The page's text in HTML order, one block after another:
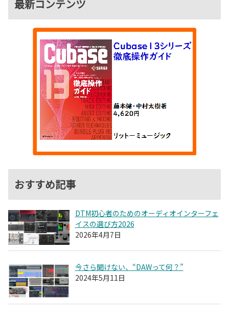
最新コンテンツ
おすすめ記事
DTM初心者のためのオーディオインターフェ
イスの選び方2026
2026年4月7日
今さら聞けない、“DAWって何？”
2024年5月11日